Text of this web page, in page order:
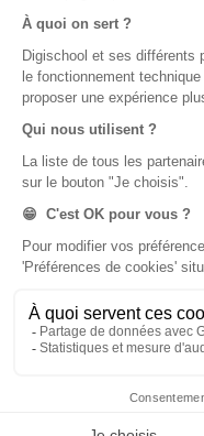
Mathématiques
Histoire-géographie
Français
SVT
Physique-Chimie
Annales
Bac
Brevet des collèges
Application Android Éducation
Application iOS Éducation
digiSchool Orientation